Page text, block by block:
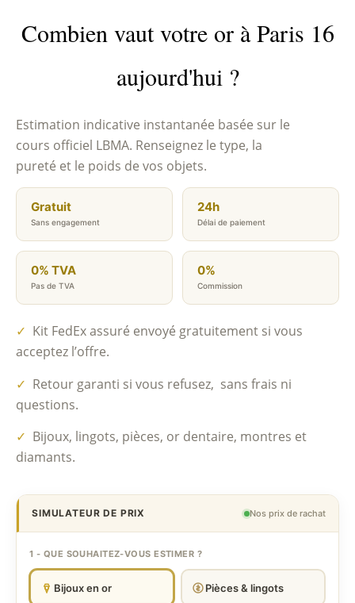
Combien vaut votre or à Paris 16
aujourd'hui ?
Estimation indicative instantanée basée sur le
cours officiel LBMA. Renseignez le type, la
pureté et le poids de vos objets.
Gratuit
Sans engagement
24h
Délai de paiement
0% TVA
Pas de TVA
0%
Commission
✓ Kit FedEx assuré envoyé gratuitement si vous
acceptez l’offre.
✓ Retour garanti si vous refusez, sans frais ni
questions.
✓ Bijoux, lingots, pièces, or dentaire, montres et
diamants.
SIMULATEUR DE PRIX Nos prix de rachat
1 - QUE SOUHAITEZ-VOUS ESTIMER ?
Bijoux en or Pièces & lingots